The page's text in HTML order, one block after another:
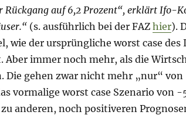
Rückgang auf 6,2 Prozent“, erklärt Ifo-
(s. ausführlich bei der FAZ hier).
wie der ursprüngliche worst case
Aber immer noch mehr, als die
Die gehen zwar nicht mehr „nur“ von
vormalige worst case Szenario von
anderen, noch positiveren